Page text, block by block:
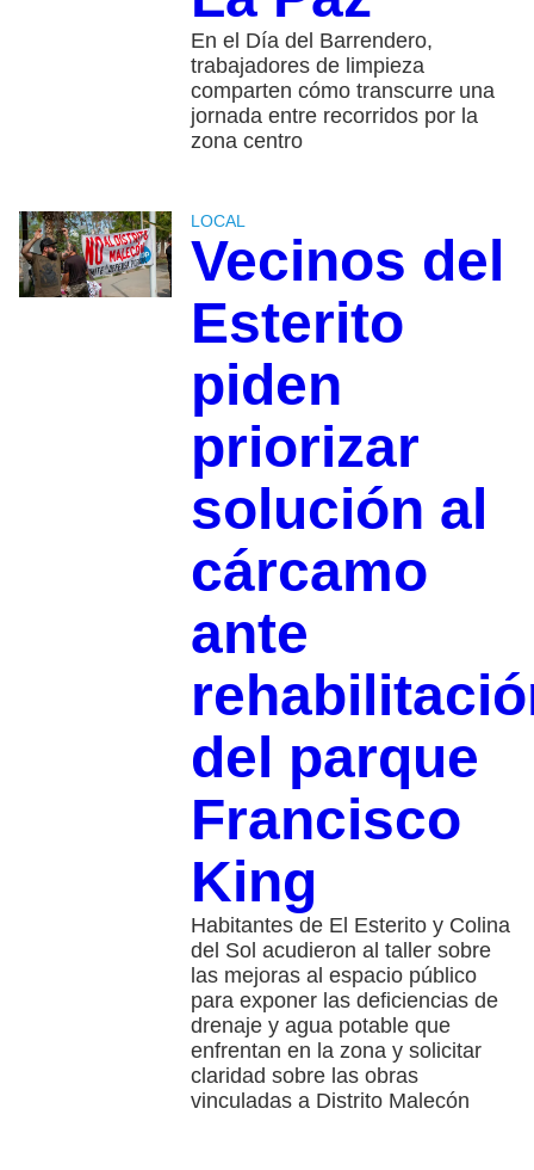
En el Día del Barrendero,
trabajadores de limpieza
comparten cómo transcurre una
jornada entre recorridos por la
zona centro
LOCAL
Vecinos del
Esterito
piden
priorizar
solución al
cárcamo
ante
del parque
Francisco
King
Habitantes de El Esterito y Colina
del Sol acudieron al taller sobre
las mejoras al espacio público
para exponer las deficiencias de
drenaje y agua potable que
enfrentan en la zona y solicitar
claridad sobre las obras
vinculadas a Distrito Malecón